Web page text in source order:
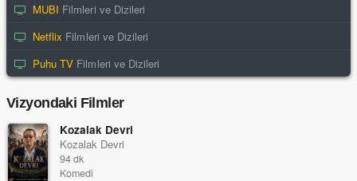
MUBI Filmleri ve Dizileri
Netflix Filmleri ve Dizileri
Puhu TV Filmleri ve Dizileri
Vizyondaki Filmler
Kozalak Devri
Kozalak Devri
94 dk
Komedi